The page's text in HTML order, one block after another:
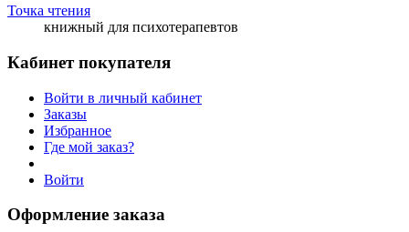
Точка чтения
книжный для психотерапевтов
Кабинет покупателя
Войти в личный кабинет
Заказы
Избранное
Где мой заказ?
Войти
Оформление заказа